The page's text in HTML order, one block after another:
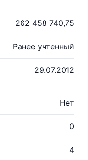
262 458 740,75
Ранее учтенный
29.07.2012
Нет
0
4